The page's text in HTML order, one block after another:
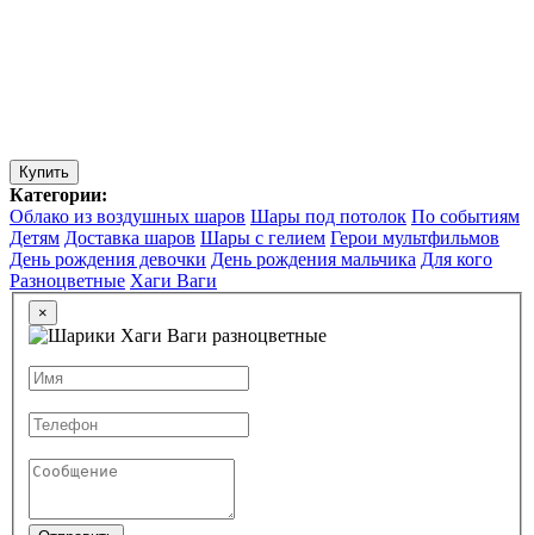
Купить
Категории:
Облако из воздушных шаров Шары под потолок По событиям
Детям Доставка шаров Шары с гелием Герои мультфильмов
День рождения девочки День рождения мальчика Для кого
Разноцветные Хаги Ваги
×